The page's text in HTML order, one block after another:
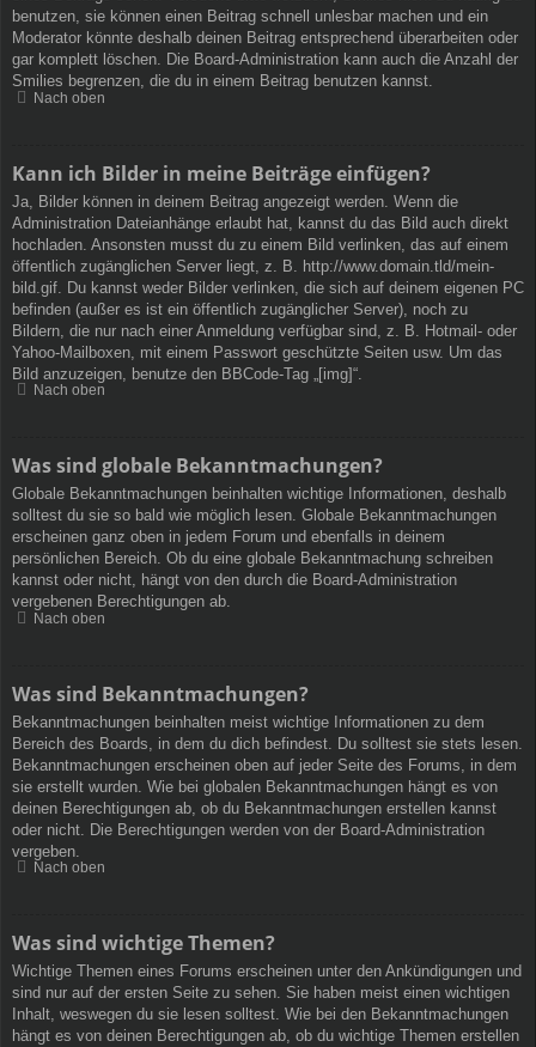
benutzen, sie können einen Beitrag schnell unlesbar machen und ein
Moderator könnte deshalb deinen Beitrag entsprechend überarbeiten oder
gar komplett löschen. Die Board-Administration kann auch die Anzahl der
Smilies begrenzen, die du in einem Beitrag benutzen kannst.
Nach oben
Kann ich Bilder in meine Beiträge einfügen?
Ja, Bilder können in deinem Beitrag angezeigt werden. Wenn die
Administration Dateianhänge erlaubt hat, kannst du das Bild auch direkt
hochladen. Ansonsten musst du zu einem Bild verlinken, das auf einem
öffentlich zugänglichen Server liegt, z. B. http://www.domain.tld/mein-
bild.gif. Du kannst weder Bilder verlinken, die sich auf deinem eigenen PC
befinden (außer es ist ein öffentlich zugänglicher Server), noch zu
Bildern, die nur nach einer Anmeldung verfügbar sind, z. B. Hotmail- oder
Yahoo-Mailboxen, mit einem Passwort geschützte Seiten usw. Um das
Bild anzuzeigen, benutze den BBCode-Tag „[img]“.
Nach oben
Was sind globale Bekanntmachungen?
Globale Bekanntmachungen beinhalten wichtige Informationen, deshalb
solltest du sie so bald wie möglich lesen. Globale Bekanntmachungen
erscheinen ganz oben in jedem Forum und ebenfalls in deinem
persönlichen Bereich. Ob du eine globale Bekanntmachung schreiben
kannst oder nicht, hängt von den durch die Board-Administration
vergebenen Berechtigungen ab.
Nach oben
Was sind Bekanntmachungen?
Bekanntmachungen beinhalten meist wichtige Informationen zu dem
Bereich des Boards, in dem du dich befindest. Du solltest sie stets lesen.
Bekanntmachungen erscheinen oben auf jeder Seite des Forums, in dem
sie erstellt wurden. Wie bei globalen Bekanntmachungen hängt es von
deinen Berechtigungen ab, ob du Bekanntmachungen erstellen kannst
oder nicht. Die Berechtigungen werden von der Board-Administration
vergeben.
Nach oben
Was sind wichtige Themen?
Wichtige Themen eines Forums erscheinen unter den Ankündigungen und
sind nur auf der ersten Seite zu sehen. Sie haben meist einen wichtigen
Inhalt, weswegen du sie lesen solltest. Wie bei den Bekanntmachungen
hängt es von deinen Berechtigungen ab, ob du wichtige Themen erstellen